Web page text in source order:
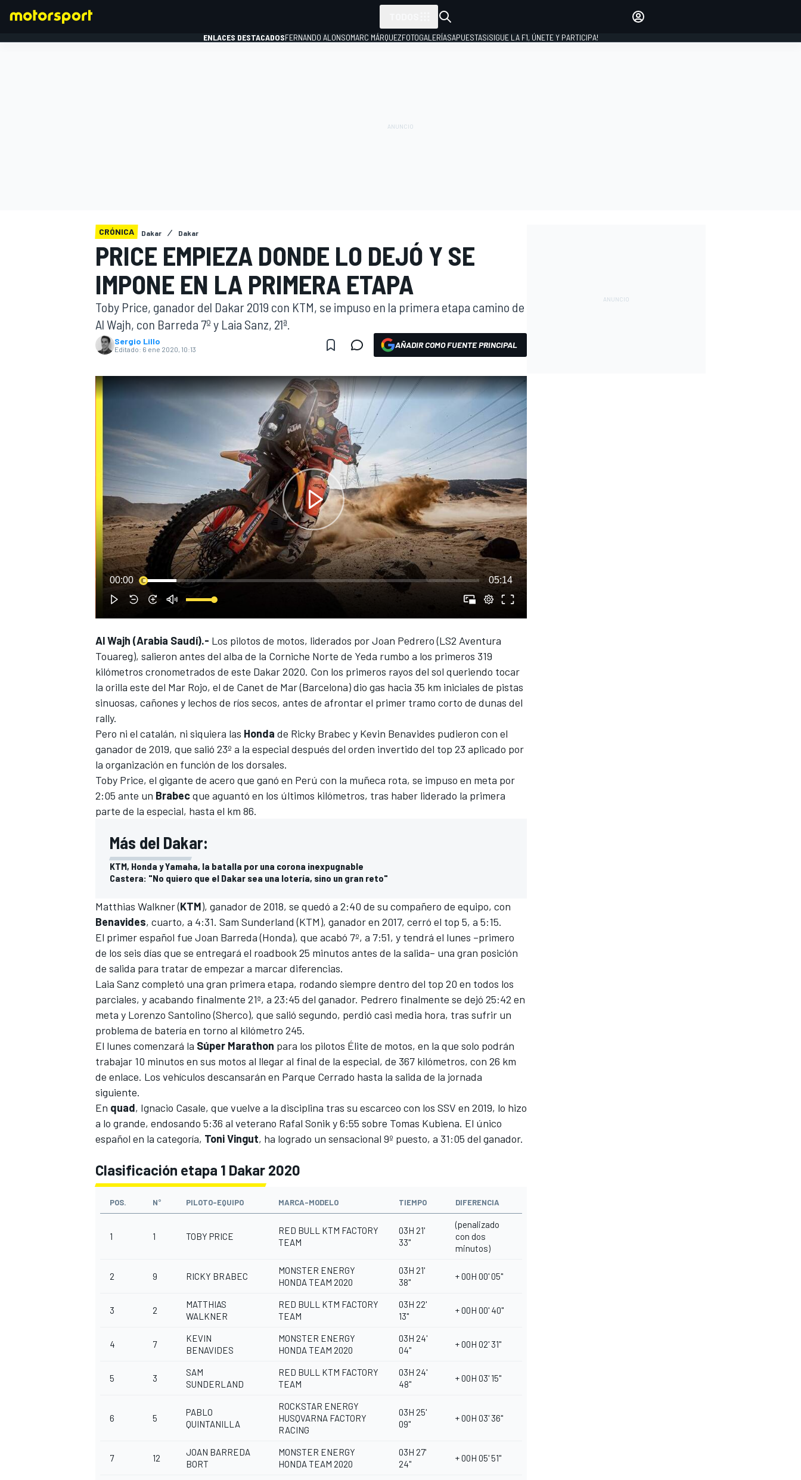
FÓRMULA E
ENLACES DESTACADOSFERNANDO ALONSOMARC MÁRQUEZFOTOGALERÍASAPUESTAS¡SIGUE LA F1, ÚNETE Y PARTICIPA!
CRÓNICA Dakar Dakar
PRICE EMPIEZA DONDE LO DEJÓ Y SE
IMPONE EN LA PRIMERA ETAPA
Toby Price, ganador del Dakar 2019 con KTM, se impuso en la primera etapa camino de
Al Wajh, con Barreda 7º y Laia Sanz, 21ª.
Sergio Lillo
Editado: 6 ene 2020, 10:13 AÑADIR COMO FUENTE PRINCIPAL
00:00 05:14
Al Wajh (Arabia Saudí).- Los pilotos de motos, liderados porJoan Pedrero(LS2 Aventura
Touareg), salieron antes del alba de la Corniche Norte de Yeda rumbo a los primeros 319
kilómetros cronometrados de este Dakar 2020. Con los primeros rayos del sol queriendo tocar
la orilla este del Mar Rojo, el de Canet de Mar (Barcelona) dio gas hacia 35 km iniciales de pistas
sinuosas, cañones y lechos de ríos secos, antes de afrontar el primer tramo corto de dunas del
rally.
Pero ni el catalán, ni siquiera las Honda de Ricky Brabec y Kevin Benavides pudieron con el
ganador de 2019, que salió 23º a la especial después del orden invertido del top 23 aplicado por
la organización en función de los dorsales.
Toby Price, el gigante de acero que ganó en Perú con la muñeca rota, se impuso en meta por
2:05 ante un Brabecque aguantó en los últimos kilómetros, tras haber liderado la primera
parte de la especial, hasta el km 86.
Más del Dakar:
KTM, Honda y Yamaha, la batalla por una corona inexpugnable
Castera: "No quiero que el Dakar sea una lotería, sino un gran reto"
Matthias Walkner (KTM), ganador de 2018, se quedó a 2:40 de su compañero de equipo, con
Benavides, cuarto, a 4:31. Sam Sunderland (KTM), ganador en 2017, cerró el top 5, a 5:15.
El primer español fue Joan Barreda(Honda), que acabó 7º, a 7:51, y tendrá el lunes –primero
de los seis días que se entregará el roadbook 25 minutos antes de la salida– una gran posición
de salida para tratar de empezar a marcar diferencias.
Laia Sanz completó una gran primera etapa, rodando siempre dentro del top 20 en todos los
parciales, y acabando finalmente 21ª, a 23:45 del ganador. Pedrero finalmente se dejó 25:42 en
meta y Lorenzo Santolino (Sherco), que salió segundo, perdió casi media hora, tras sufrir un
problema de batería en torno al kilómetro 245.
El lunes comenzará la Súper Marathon para los pilotos Élite de motos, en la que solo podrán
trabajar 10 minutos en sus motos al llegar al final de la especial, de 367 kilómetros, con 26 km
de enlace. Los vehículos descansarán en Parque Cerrado hasta la salida de la jornada
siguiente.
En quad, Ignacio Casale, que vuelve a la disciplina tras su escarceo con los SSV en 2019, lo hizo
a lo grande, endosando 5:36 al veterano Rafal Sonik y 6:55 sobre Tomas Kubiena. El único
español en la categoría, ToniVingut, ha logrado un sensacional 9º puesto, a 31:05 del ganador.
Clasificación etapa 1 Dakar 2020
POS. N° PILOTO-EQUIPO MARCA-MODELO TIEMPO DIFERENCIA
1 1 TOBY PRICE
RED BULL KTM FACTORY
TEAM
03H 21'
33''
(penalizado
con dos
minutos)
2 9 RICKY BRABEC
MONSTER ENERGY
HONDA TEAM 2020
03H 21'
38''
+ 00H 00' 05''
3 2
MATTHIAS
WALKNER
RED BULL KTM FACTORY
TEAM
03H 22'
13''
+ 00H 00' 40''
4 7
KEVIN
BENAVIDES
MONSTER ENERGY
HONDA TEAM 2020
03H 24'
04''
+ 00H 02' 31''
5 3
SAM
SUNDERLAND
RED BULL KTM FACTORY
TEAM
03H 24'
48''
+ 00H 03' 15''
6 5
PABLO
QUINTANILLA
ROCKSTAR ENERGY
HUSQVARNA FACTORY
RACING
03H 25'
09''
+ 00H 03' 36''
7 12
JOAN BARREDA
BORT
MONSTER ENERGY
HONDA TEAM 2020
03H 27'
24''
+ 00H 05' 51''